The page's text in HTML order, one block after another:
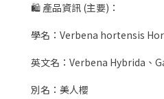
🛍 產品資訊 (主要)：
學名：Verbena hortensis
英文名：Verbena Hybrida、
別名：美人櫻